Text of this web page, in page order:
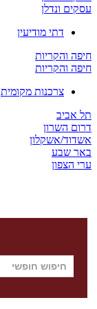
עסקים ונדלן
דתי מודיעין
חיפה והקריות
חיפה והקריות
צרכנות מקומית
תל אביב
דרום השרון
אשדוד/אשקלון
באר שבע
ערי הצפון